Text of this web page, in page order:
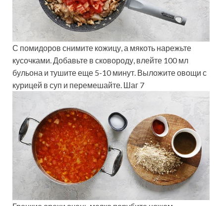
С помидоров снимите кожицу, а мякоть нарежьте
кусочками. Добавьте в сковороду, влейте 100 мл
бульона и тушите еще 5-10 минут. Выложите овощи с
курицей в суп и перемешайте. Шаг 7